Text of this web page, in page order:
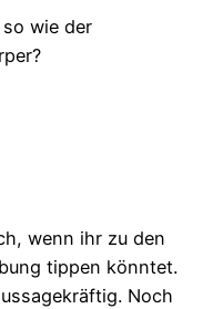
wie der
wenn ihr zu den
tippen könntet.
Noch